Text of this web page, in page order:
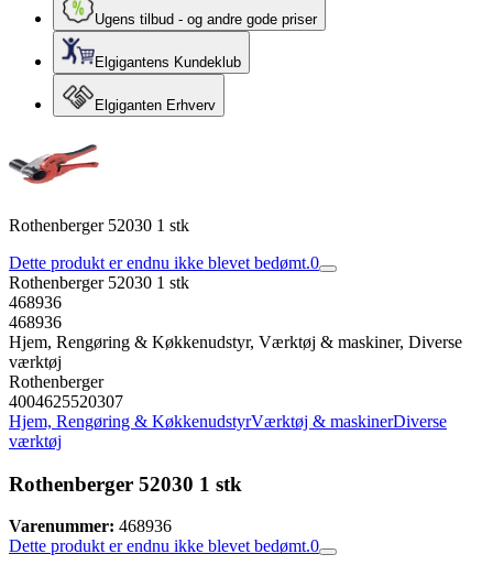
Ugens tilbud - og andre gode priser
Elgigantens Kundeklub
Elgiganten Erhverv
Rothenberger 52030 1 stk
Dette produkt er endnu ikke blevet bedømt.0
Rothenberger 52030 1 stk
468936
468936
Hjem, Rengøring & Køkkenudstyr, Værktøj & maskiner, Diverse
værktøj
Rothenberger
4004625520307
Hjem, Rengøring & KøkkenudstyrVærktøj & maskinerDiverse
værktøj
Rothenberger 52030 1 stk
Varenummer: 468936
Dette produkt er endnu ikke blevet bedømt.0